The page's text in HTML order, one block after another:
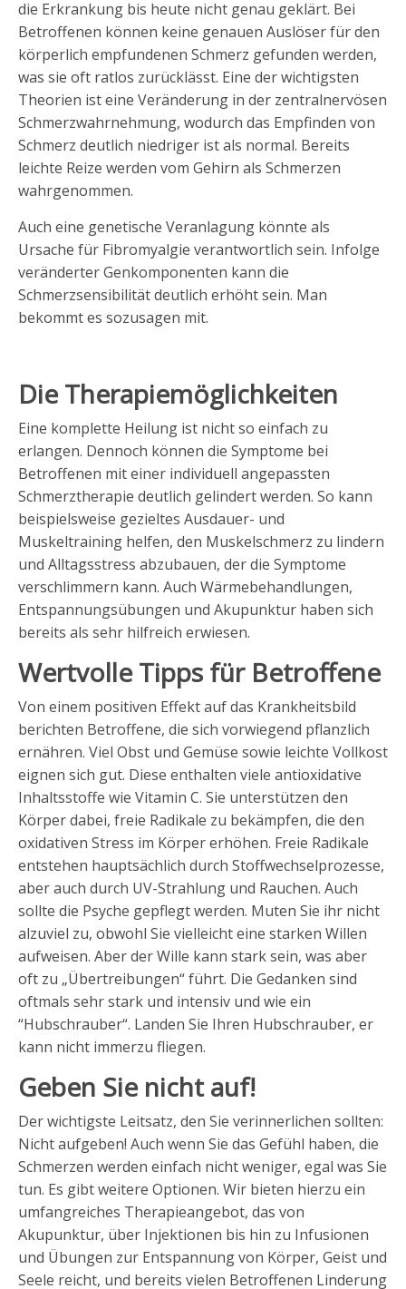
die Erkrankung bis heute nicht genau geklärt. Bei
Betroffenen können keine genauen Auslöser für den
körperlich empfundenen Schmerz gefunden werden,
was sie oft ratlos zurücklässt. Eine der wichtigsten
Theorien ist eine Veränderung in der zentralnervösen
Schmerzwahrnehmung, wodurch das Empfinden von
Schmerz deutlich niedriger ist als normal. Bereits
leichte Reize werden vom Gehirn als Schmerzen
wahrgenommen.
Auch eine genetische Veranlagung könnte als
Ursache für Fibromyalgie verantwortlich sein. Infolge
veränderter Genkomponenten kann die
Schmerzsensibilität deutlich erhöht sein. Man
bekommt es sozusagen mit.
Die Therapiemöglichkeiten
Eine komplette Heilung ist nicht so einfach zu
erlangen. Dennoch können die Symptome bei
Betroffenen mit einer individuell angepassten
Schmerztherapie deutlich gelindert werden. So kann
beispielsweise gezieltes Ausdauer- und
Muskeltraining helfen, den Muskelschmerz zu lindern
und Alltagsstress abzubauen, der die Symptome
verschlimmern kann. Auch Wärmebehandlungen,
Entspannungsübungen und Akupunktur haben sich
bereits als sehr hilfreich erwiesen.
Wertvolle Tipps für Betroffene
Von einem positiven Effekt auf das Krankheitsbild
berichten Betroffene, die sich vorwiegend pflanzlich
ernähren. Viel Obst und Gemüse sowie leichte Vollkost
eignen sich gut. Diese enthalten viele antioxidative
Inhaltsstoffe wie Vitamin C. Sie unterstützen den
Körper dabei, freie Radikale zu bekämpfen, die den
oxidativen Stress im Körper erhöhen. Freie Radikale
entstehen hauptsächlich durch Stoffwechselprozesse,
aber auch durch UV-Strahlung und Rauchen. Auch
sollte die Psyche gepflegt werden. Muten Sie ihr nicht
alzuviel zu, obwohl Sie vielleicht eine starken Willen
aufweisen. Aber der Wille kann stark sein, was aber
oft zu „Übertreibungen“ führt. Die Gedanken sind
oftmals sehr stark und intensiv und wie ein
“Hubschrauber“. Landen Sie Ihren Hubschrauber, er
kann nicht immerzu fliegen.
Geben Sie nicht auf!
Der wichtigste Leitsatz, den Sie verinnerlichen sollten:
Nicht aufgeben! Auch wenn Sie das Gefühl haben, die
Schmerzen werden einfach nicht weniger, egal was Sie
tun. Es gibt weitere Optionen. Wir bieten hierzu ein
umfangreiches Therapieangebot, das von
Akupunktur, über Injektionen bis hin zu Infusionen
und Übungen zur Entspannung von Körper, Geist und
Seele reicht, und bereits vielen Betroffenen Linderung